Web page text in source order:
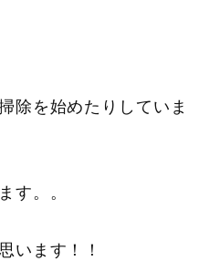
除を始めたりしていま
す。。
います！！